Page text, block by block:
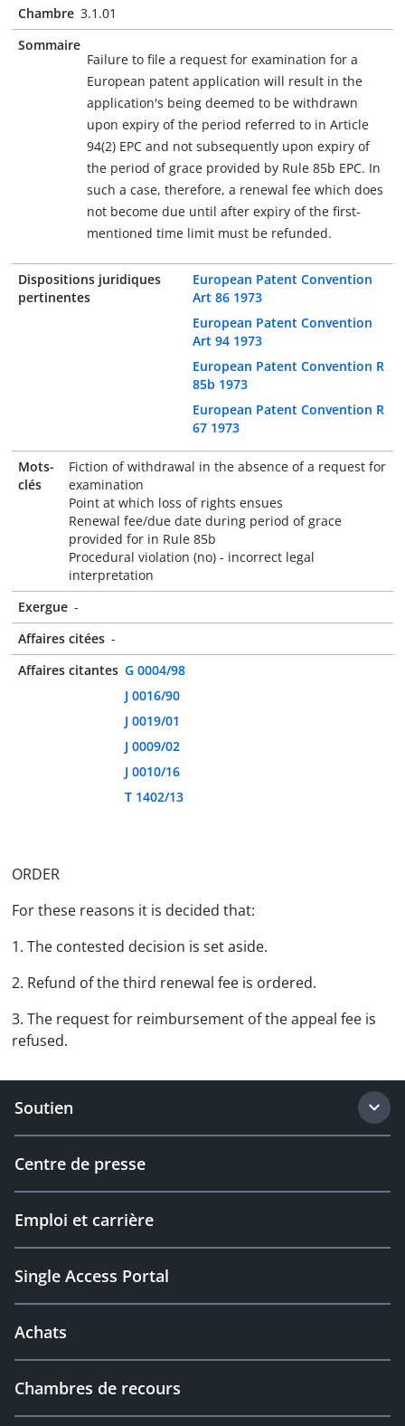
Chambre 3.1.01
Sommaire
Failure to file a request for examination for a
European patent application will result in the
application's being deemed to be withdrawn
upon expiry of the period referred to in Article
94(2) EPC and not subsequently upon expiry of
the period of grace provided by Rule 85b EPC. In
such a case, therefore, a renewal fee which does
not become due until after expiry of the first-
mentioned time limit must be refunded.
Dispositions juridiques
pertinentes
European Patent Convention
Art 86 1973
European Patent Convention
Art 94 1973
European Patent Convention R
85b 1973
European Patent Convention R
67 1973
Mots-
clés
Fiction of withdrawal in the absence of a request for
examination
Point at which loss of rights ensues
Renewal fee/due date during period of grace
provided for in Rule 85b
Procedural violation (no) - incorrect legal
interpretation
Exergue -
Affaires citées -
Affaires citantes G 0004/98
J 0016/90
J 0019/01
J 0009/02
J 0010/16
T 1402/13
ORDER
For these reasons it is decided that:
1. The contested decision is set aside.
2. Refund of the third renewal fee is ordered.
3. The request for reimbursement of the appeal fee is
refused.
Soutien
Centre de presse
Emploi et carrière
Single Access Portal
Achats
Chambres de recours